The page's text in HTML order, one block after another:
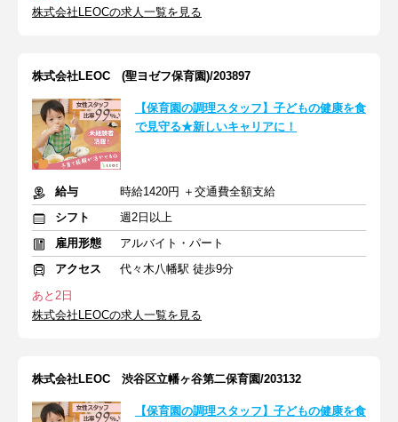
株式会社LEOCの求人一覧を見る
株式会社LEOC (聖ヨゼフ保育園)/203897
【保育園の調理スタッフ】子どもの健康を食
で見守る★新しいキャリアに！
給与
時給1420円 ＋交通費全額支給
シフト
週2日以上
雇用形態
アルバイト・パート
アクセス
代々木八幡駅 徒歩9分
あと2日
株式会社LEOCの求人一覧を見る
株式会社LEOC 渋谷区立幡ヶ谷第二保育園/203132
【保育園の調理スタッフ】子どもの健康を食